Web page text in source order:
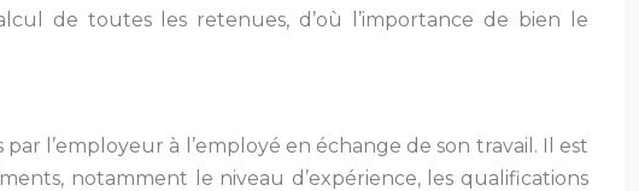
de toutes les retenues, d’où l’importance de bien le
l’employeur à l’employé en échange de son travail. Il est
notamment le niveau d’expérience, les qualifications